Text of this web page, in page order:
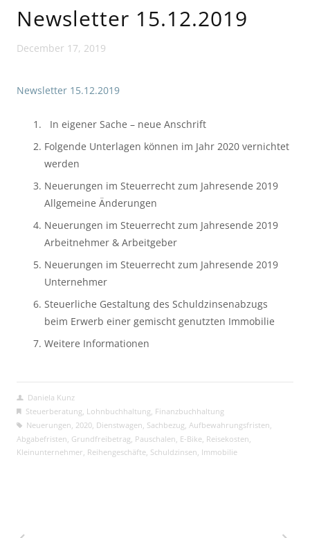
Newsletter 15.12.2019
December 17, 2019
Newsletter 15.12.2019
  In eigener Sache – neue Anschrift
Folgende Unterlagen können im Jahr 2020 vernichtet
werden
Neuerungen im Steuerrecht zum Jahresende 2019
Allgemeine Änderungen
Neuerungen im Steuerrecht zum Jahresende 2019
Arbeitnehmer & Arbeitgeber
Neuerungen im Steuerrecht zum Jahresende 2019
Unternehmer
Steuerliche Gestaltung des Schuldzinsenabzugs
beim Erwerb einer gemischt genutzten Immobilie
Weitere Informationen
Daniela Kunz
Steuerberatung Lohnbuchhaltung Finanzbuchhaltung
Neuerungen 2020, Dienstwagen Sachbezug Aufbewahrungsfristen
Abgabefristen Grundfreibetrag Pauschalen E-Bike Reisekosten
Kleinunternehmer Reihengeschäfte Schuldzinsen Immobilie